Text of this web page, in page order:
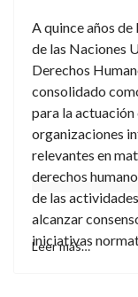
A quince años
de las Naciones
Derechos
consolidado
para la actuación
organizaciones
relevantes en
derechos
de las
alcanzar
iniciativas
Leer más…